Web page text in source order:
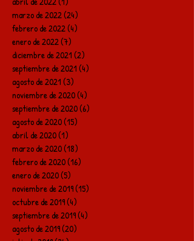
marzo de 2022(24)
febrero de 2022(4)
enero de 2022(7)
diciembre de 2021(2)
septiembre de 2021(4)
agosto de 2021(3)
noviembre de 2020(4)
septiembre de 2020(6)
agosto de 2020(15)
abril de 2020(1)
marzo de 2020(18)
febrero de 2020(16)
enero de 2020(5)
noviembre de 2019(15)
octubre de 2019(4)
septiembre de 2019(4)
agosto de 2019(20)